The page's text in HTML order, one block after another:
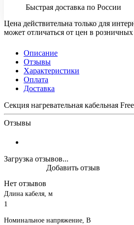
Быстрая доставка по России
Цена действительна только для
может отличаться от цен в
Описание
Отзывы
Характеристики
Оплата
Доставка
Секция нагревательная кабельная
Отзывы
Загрузка отзывов...
Нет отзывов
Добавить отзыв
Длина кабеля, м
1
Номинальное напряжение, В